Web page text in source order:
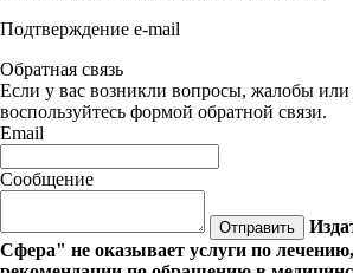
Подтверждение e-mail
Обратная связь
Если у вас возникли вопросы, жалобы
воспользуйтесь формой обратной связи.
Email
Сообщение
Отправить
Сфера" не оказывает услуги по